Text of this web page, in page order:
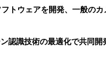
トウェアを開発、一般の
認識技術の最適化で共同開